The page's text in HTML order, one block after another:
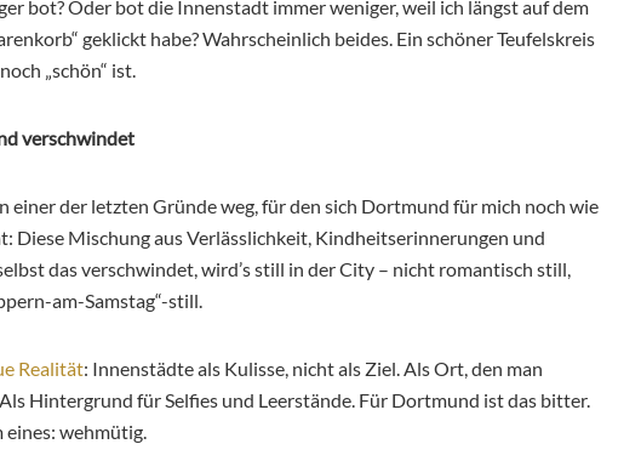
bot? Oder bot die Innenstadt immer weniger, weil ich längst auf dem
geklickt habe? Wahrscheinlich beides. Ein schöner Teufelskreis
„schön“ ist.
verschwindet
einer der letzten Gründe weg, für den sich Dortmund für mich noch wie
Diese Mischung aus Verlässlichkeit, Kindheitserinnerungen und
das verschwindet, wird’s still in der City – nicht romantisch still,
am-Samstag“-still.
Realität: Innenstädte als Kulisse, nicht als Ziel. Als Ort, den man
Hintergrund für Selfies und Leerstände. Für Dortmund ist das bitter.
eines: wehmütig.